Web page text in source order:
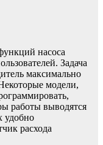
насоса
Задача
максимально
модели,
работы выводятся
удобно
расхода